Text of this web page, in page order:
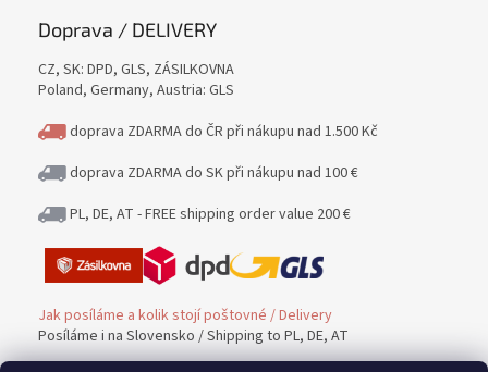
Doprava / DELIVERY
CZ, SK: DPD, GLS, ZÁSILKOVNA
Poland, Germany, Austria: GLS
doprava ZDARMA do ČR při nákupu nad 1.500 Kč
doprava ZDARMA do SK při nákupu nad 100 €
PL, DE, AT - FREE shipping order value 200 €
Jak posíláme a kolik stojí poštovné / Delivery
Posíláme i na Slovensko / Shipping to PL, DE, AT